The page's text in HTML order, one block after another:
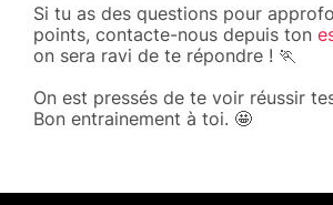
Si tu as des questions pour
points, contacte-nous depuis ton
on sera ravi de te répondre ! 🏃
On est pressés de te voir réussir
Bon entrainement à toi. 🤩